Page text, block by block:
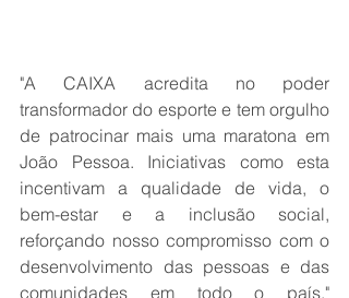
"A CAIXA acredita no poder
transformador do esporte e tem orgulho
de patrocinar mais uma maratona em
João Pessoa. Iniciativas como esta
incentivam a qualidade de vida, o
bem-estar e a inclusão social,
reforçando nosso compromisso com o
desenvolvimento das pessoas e das
comunidades em todo o país."